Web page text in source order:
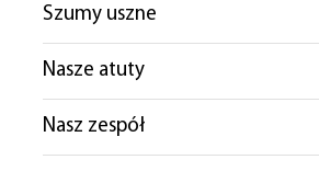
Szumy uszne
Nasze atuty
Nasz zespół